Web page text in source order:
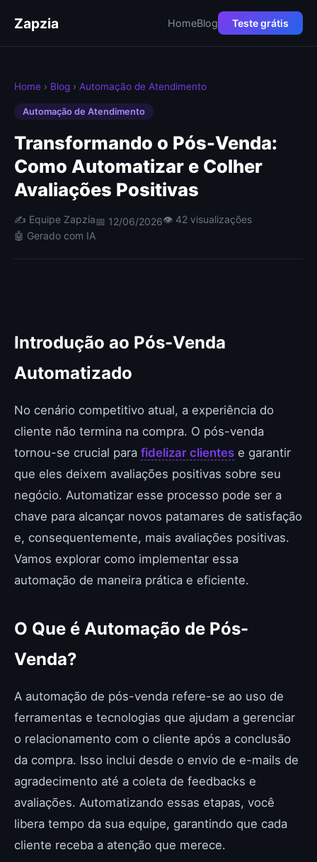
Zapzia HomeBlog Teste grátis
Home › Blog › Automação de Atendimento
Automação de Atendimento
Transformando o Pós-Venda:
Como Automatizar e Colher
Avaliações Positivas
✍️ Equipe Zapzia📅 12/06/2026👁 42 visualizações
🤖 Gerado com IA
Introdução ao Pós-Venda
Automatizado
No cenário competitivo atual, a experiência do
cliente não termina na compra. O pós-venda
tornou-se crucial para fidelizar clientes e garantir
que eles deixem avaliações positivas sobre seu
negócio. Automatizar esse processo pode ser a
chave para alcançar novos patamares de satisfação
e, consequentemente, mais avaliações positivas.
Vamos explorar como implementar essa
automação de maneira prática e eficiente.
O Que é Automação de Pós-
Venda?
A automação de pós-venda refere-se ao uso de
ferramentas e tecnologias que ajudam a gerenciar
o relacionamento com o cliente após a conclusão
da compra. Isso inclui desde o envio de e-mails de
agradecimento até a coleta de feedbacks e
avaliações. Automatizando essas etapas, você
libera tempo da sua equipe, garantindo que cada
cliente receba a atenção que merece.